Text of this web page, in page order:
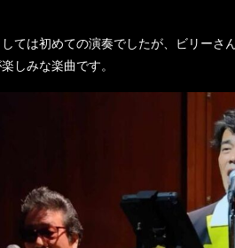
ては初めての演奏でしたが、ビリーさ
しみな楽曲です。